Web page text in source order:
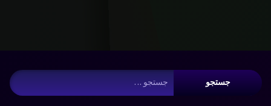
محتوا
آرشیو
جستجو برای: